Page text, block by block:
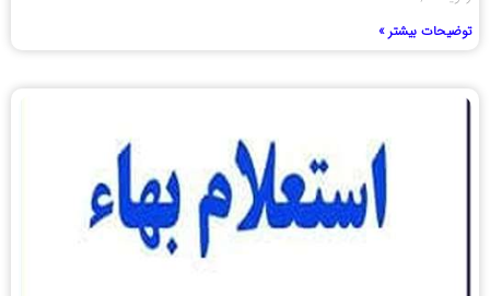
توضیحات بیشتر »